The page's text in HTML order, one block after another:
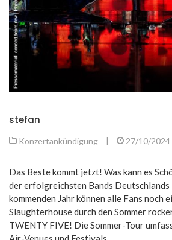
stefan
Konzertankündigung | 27/10/2024
Das Beste kommt jetzt! Was kann es
der erfolgreichsten Bands Deutschlands
kommenden Jahr können alle Fans noch
Slaughterhouse durch den Sommer
TWENTY FIVE! Die Sommer-Tour